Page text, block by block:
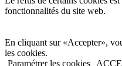
fonctionnalités du site web.
En cliquant sur «Accepter»,
les cookies.
Paramétrer les cookies